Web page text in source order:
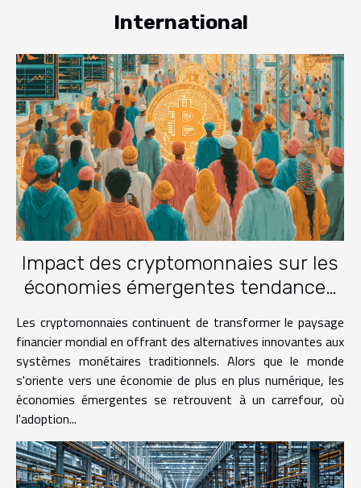
International
Impact des cryptomonnaies sur les
économies émergentes tendances
Les cryptomonnaies continuent de transformer le paysage
financier mondial en offrant des alternatives innovantes aux
systèmes monétaires traditionnels. Alors que le monde
s'oriente vers une économie de plus en plus numérique, les
économies émergentes se retrouvent à un carrefour, où
l'adoption...